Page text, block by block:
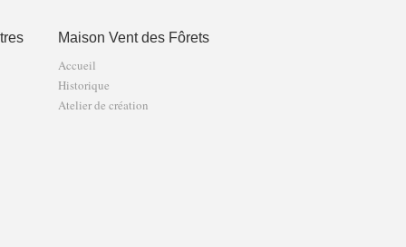
Maison Vent des Fôrets
Accueil
Historique
Atelier de création